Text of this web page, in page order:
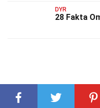
DYR
28 Fakta
RELATEREDE